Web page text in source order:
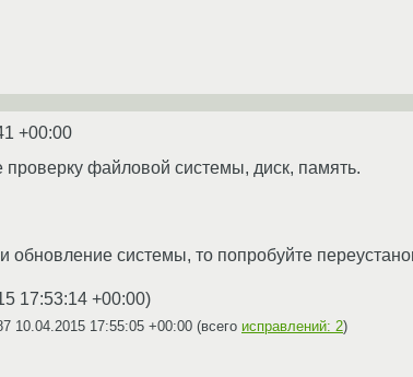
+00:00
проверку файловой системы, диск, память.
обновление системы, то попробуйте
17:53:14 +00:00)
10.04.2015 17:55:05 +00:00 (всего исправлений: 2)